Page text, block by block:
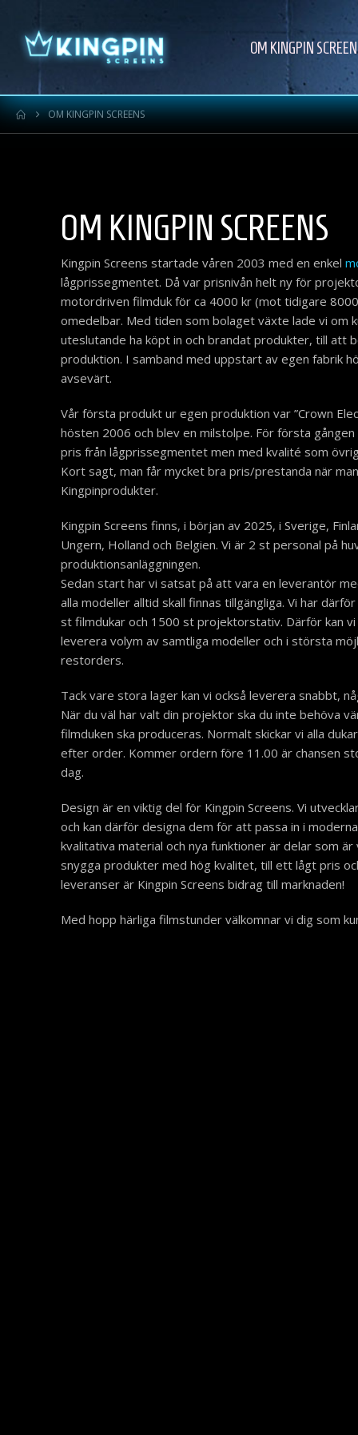
OM KINGPIN
OM KINGPIN SCREENS
OM KINGPIN SCREENS
Kingpin Screens startade våren 2003 med en enkel
lågprissegmentet. Då var prisnivån helt ny för
motordriven filmduk för ca 4000 kr (mot tidigare
omedelbar. Med tiden som bolaget växte lade vi om
uteslutande ha köpt in och brandat produkter, till att
produktion. I samband med uppstart av egen fabrik
avsevärt.
Vår första produkt ur egen produktion var ”Crown
hösten 2006 och blev en milstolpe. För första
pris från lågprissegmentet men med kvalité som
Kort sagt, man får mycket bra pris/prestanda när
Kingpinprodukter.
Kingpin Screens finns, i början av 2025, i Sverige,
Ungern, Holland och Belgien. Vi är 2 st personal på
produktionsanläggningen.
Sedan start har vi satsat på att vara en leverantör
alla modeller alltid skall finnas tillgängliga. Vi har
st filmdukar och 1500 st projektorstativ. Därför kan
leverera volym av samtliga modeller och i största
restorders.
Tack vare stora lager kan vi också leverera snabbt,
När du väl har valt din projektor ska du inte behöva
filmduken ska produceras. Normalt skickar vi alla
efter order. Kommer ordern före 11.00 är chansen
dag.
Design är en viktig del för Kingpin Screens. Vi
och kan därför designa dem för att passa in i
kvalitativa material och nya funktioner är delar som är
snygga produkter med hög kvalitet, till ett lågt pris
leveranser är Kingpin Screens bidrag till marknaden!
Med hopp härliga filmstunder välkomnar vi dig som